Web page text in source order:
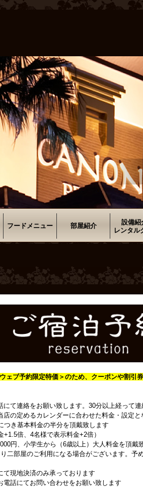
フードメニュー 部屋紹介
設備紹
レンタル
ウェブ予約限定特価＞のため、クーポンや割引
て連絡をお願い致します。30分以上経って
の定めるカレンダーに合わせた料金・設定と
き基本料金の半分を頂戴致します
+1.5倍、4名様で表示料金+2倍）
円、小学生から（6歳以上）大人料金を頂戴
二部屋のご利用になる場合がございます。予
て現地決済のみ承っております
電話にてお問い合わせをお願い致します